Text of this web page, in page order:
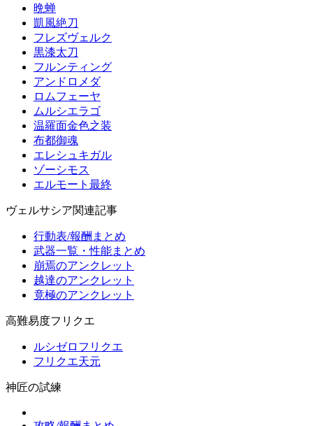
晩蝉
凱風絶刀
フレズヴェルク
黒漆太刀
フルンティング
アンドロメダ
ロムフェーヤ
ムルシエラゴ
温羅面金色之装
布都御魂
エレシュキガル
ゾーシモス
エルモート最終
ヴェルサシア関連記事
行動表/報酬まとめ
武器一覧・性能まとめ
崩焉のアンクレット
越達のアンクレット
竟極のアンクレット
高難易度フリクエ
ルシゼロフリクエ
フリクエ天元
神匠の試練